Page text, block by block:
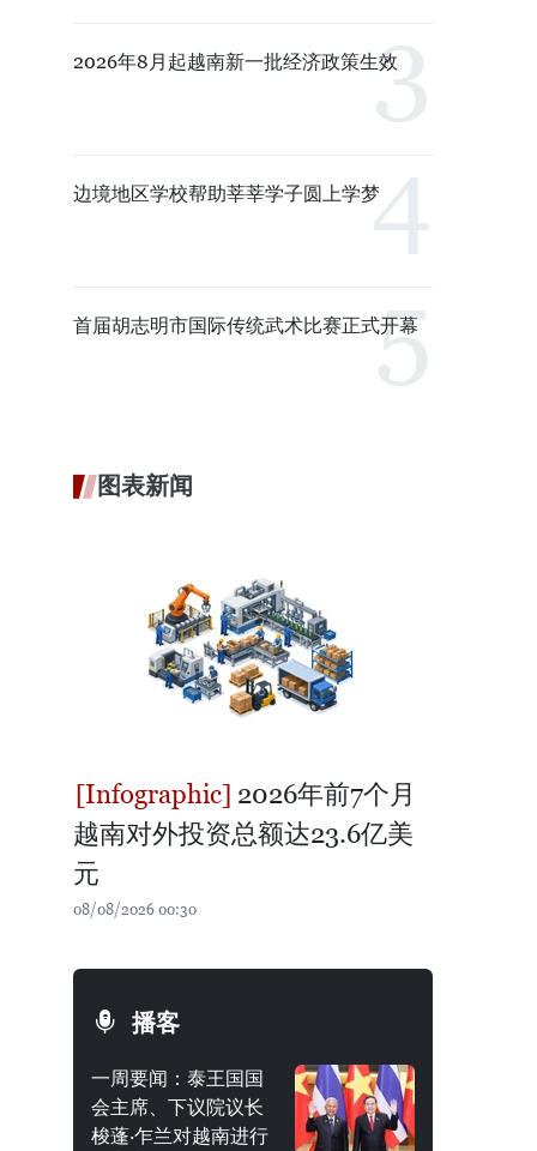
2026年8月起越南新一批经济政策生效
边境地区学校帮助莘莘学子圆上学梦
首届胡志明市国际传统武术比赛正式开幕
图表新闻
2026年前7个月
越南对外投资总额达23.6亿美
元
08/08/2026 00:30
播客
一周要闻：泰王国国
会主席、下议院议长
梭蓬·乍兰对越南进行